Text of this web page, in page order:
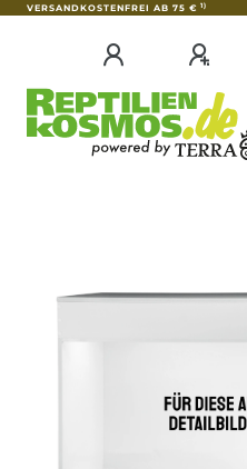
VERSANDKOSTENFREI AB 75 € 1)